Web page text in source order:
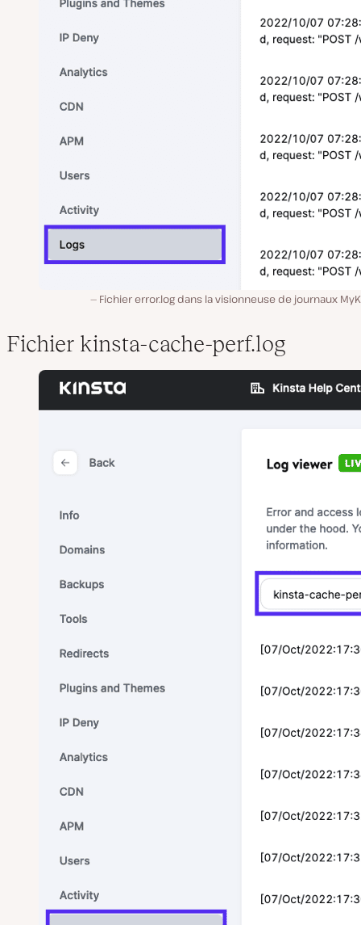
Fichier error.log dans la visionneuse de journaux
Fichier kinsta-cache-perf.log